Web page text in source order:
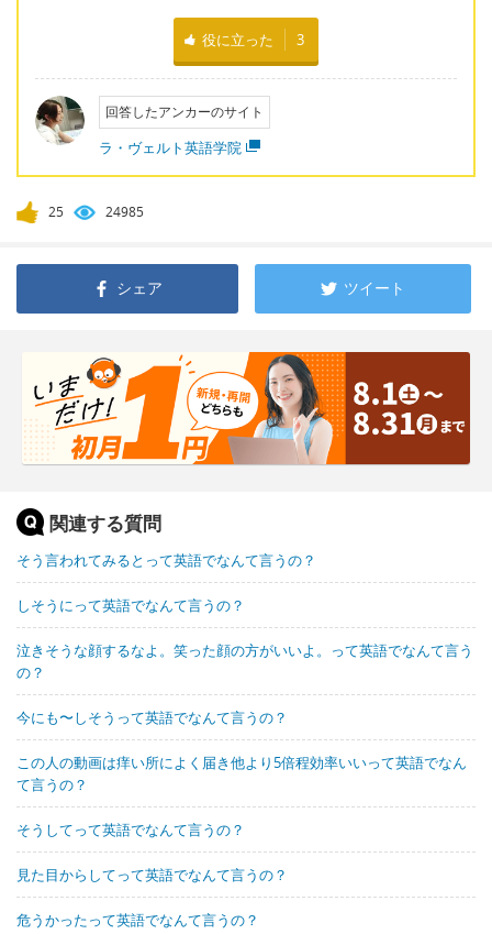
役に立った 3
回答したアンカーのサイト
ラ・ヴェルト英語学院
25 24985
シェア ツイート
関連する質問
そう言われてみるとって英語でなんて言うの？
しそうにって英語でなんて言うの？
泣きそうな顔するなよ。笑った顔の方がいいよ。って英語でなんて言う
の？
今にも〜しそうって英語でなんて言うの？
この人の動画は痒い所によく届き他より5倍程効率いいって英語でなん
て言うの？
そうしてって英語でなんて言うの？
見た目からしてって英語でなんて言うの？
危うかったって英語でなんて言うの？